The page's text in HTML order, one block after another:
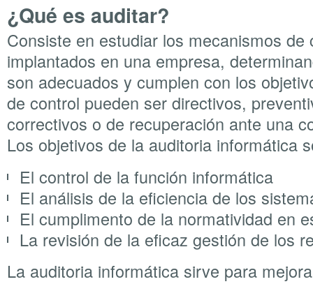
¿Qué es auditar?
Consiste en estudiar los mecanismos de
implantados en una empresa,
son adecuados y cumplen con los
de control pueden ser directivos,
correctivos o de recuperación ante una
Los objetivos de la auditoria informática
El control de la función informática
El análisis de la eficiencia de los
El cumplimento de la normatividad en
La revisión de la eficaz gestión de los
La auditoria informática sirve para